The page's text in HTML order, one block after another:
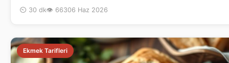
⏲ 30 dk👁 66306 Haz 2026
Ekmek Tarifleri